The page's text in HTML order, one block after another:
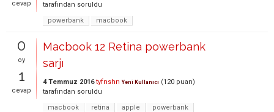
cevap tarafından soruldu
powerbank
macbook
0
oy
1
cevap
Macbook 12 Retina powerbank
sarjı
4 Temmuz 2016 tyfnshn Yeni Kullanıcı (120 puan)
tarafından soruldu
macbook
retina apple powerbank